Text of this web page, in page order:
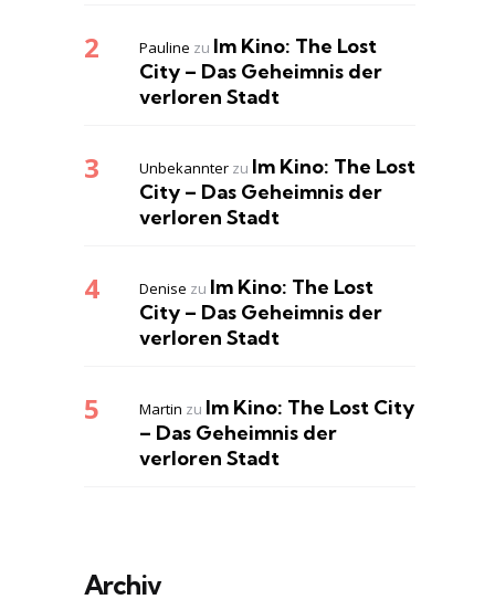
Pauline zu Im Kino: The Lost
City – Das Geheimnis der
verloren Stadt
Unbekannter zu Im Kino: The Lost
City – Das Geheimnis der
verloren Stadt
Denise zu Im Kino: The Lost
City – Das Geheimnis der
verloren Stadt
Martin zu Im Kino: The Lost City
– Das Geheimnis der
verloren Stadt
Archiv